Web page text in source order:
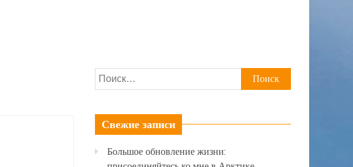
Найти:
Свежие записи
Большое обновление жизни: